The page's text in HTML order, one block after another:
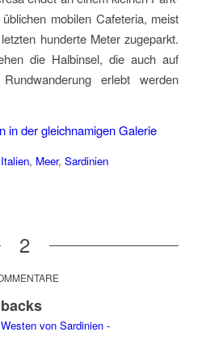
mobilen Cafeteria, meist
hunderte Meter zugeparkt.
die Halbinsel, die auch auf
erlebt werden
in der gleichnamigen Galerie
Italien, Meer, Sardinien
2
von Sardinien -